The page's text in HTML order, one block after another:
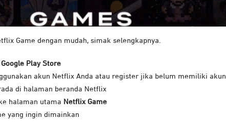
Game dengan mudah, simak selengkapnya.
Google Play Store
akun Netflix Anda atau register jika belum memiliki akun
di halaman beranda Netflix
halaman utama Netflix Game
yang ingin dimainkan